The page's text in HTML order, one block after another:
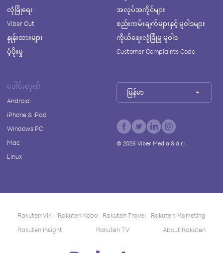
လုံခြုံရေး
Viber Out
နှုန်းထားများ
ပံ့ပိုးမှု
အလုပ်အကိုင်များ
စည်းကမ်းချက်များနှင့် မူဝါဒများ
ကိုယ်ရေးလုံခြုံမှု မူဝါဒ
Customer Complaints Code
ဒေါင်းလုတ်
Android
iPhone & iPad
Windows PC
Mac
Linux
မြန်မာ
© 2026Viber Media S.à r.l.
Rakuten Viki Rakuten Kobo Rakuten Travel
Rakuten Marketing
Rakuten Insight
Rakuten TV About Rakuten